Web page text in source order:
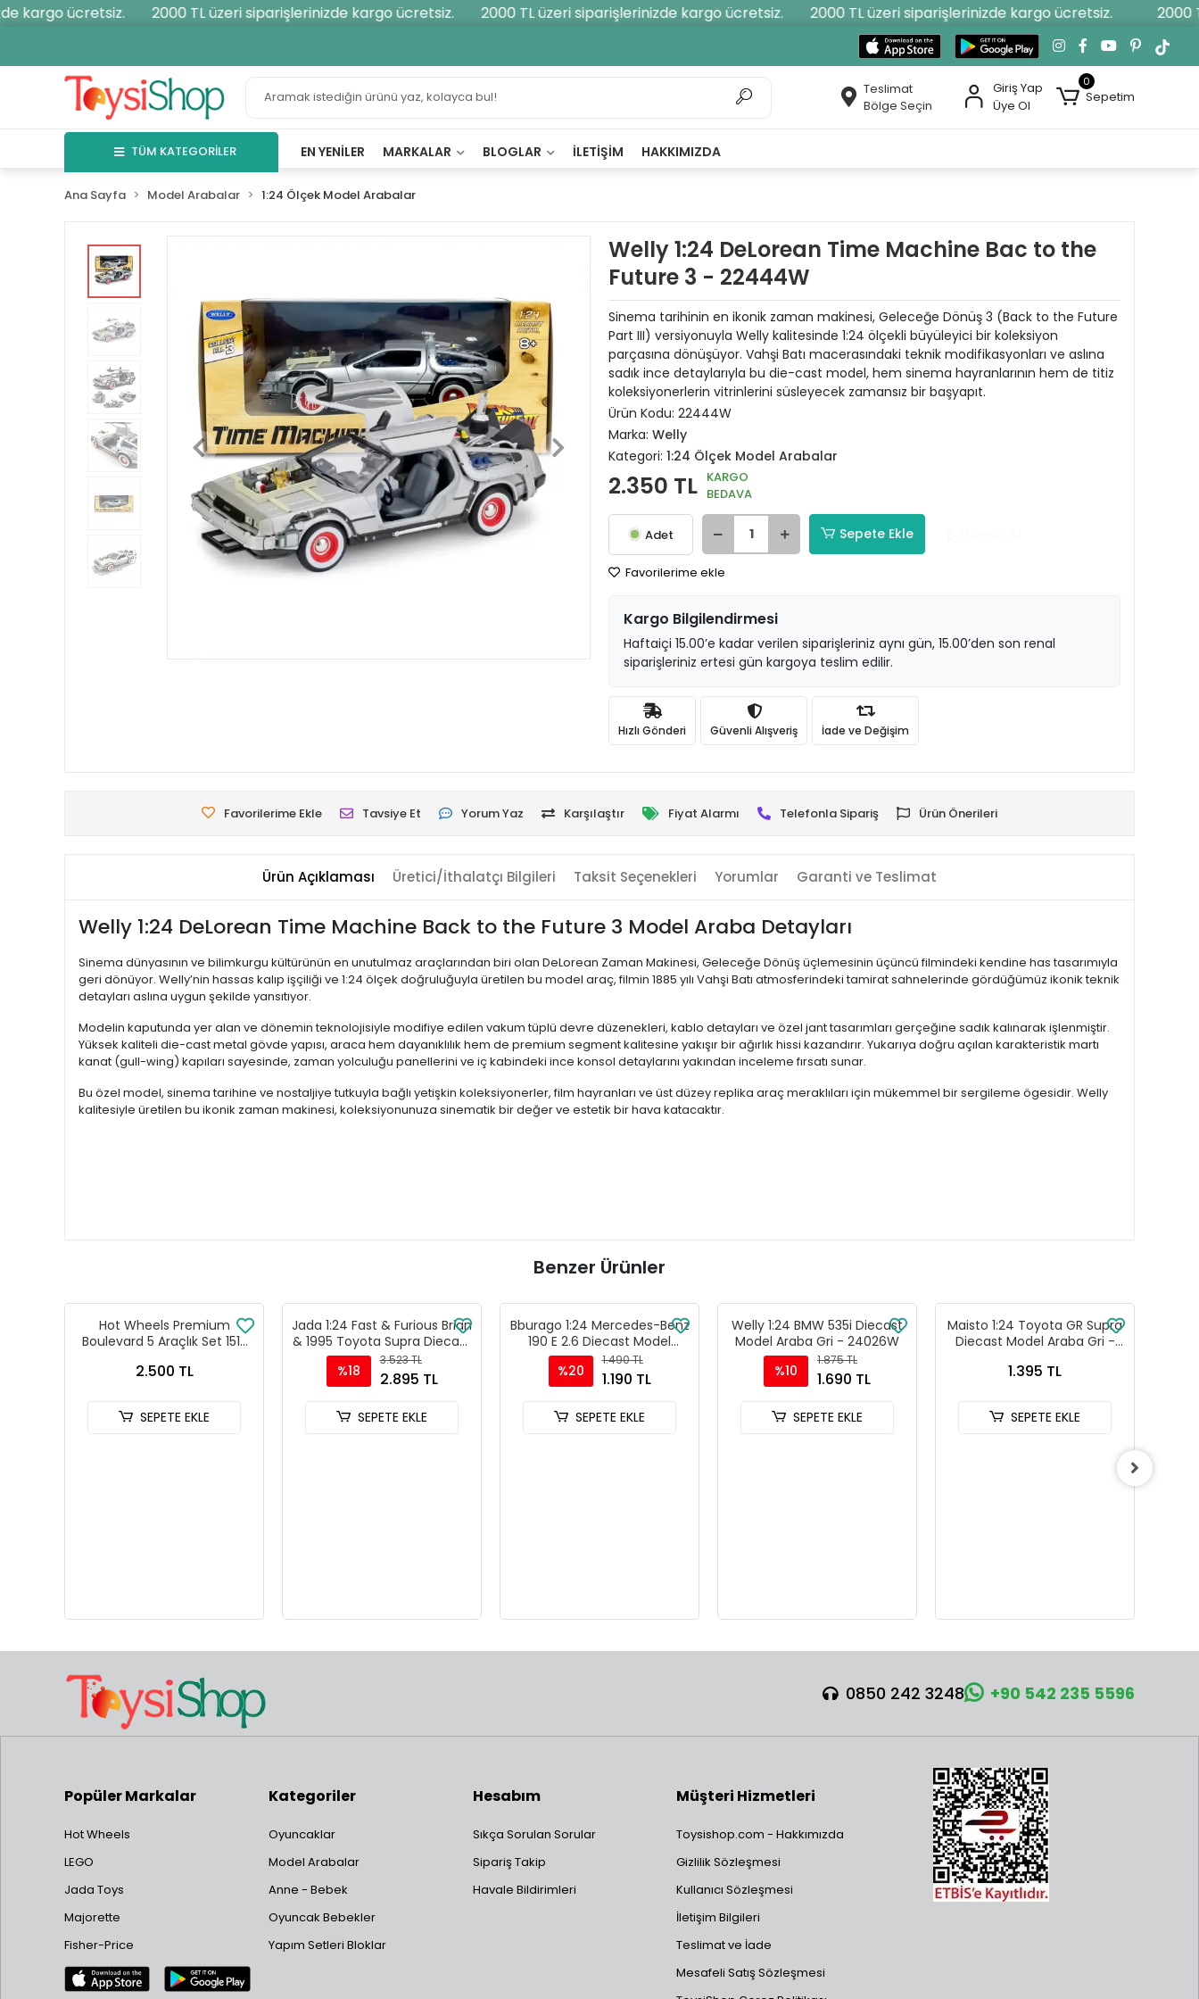
kargo ücretsiz. 2000 TL üzeri siparişlerinizde kargo ücretsiz. 2000 TL üzeri siparişlerinizde kargo ücretsiz. 2000 TL üzeri siparişlerinizde kargo ücretsiz. 2000
Teslimat
Bölge Seçin
Giriş Yap
Üye Ol
0
Sepetim
TÜM KATEGORİLER EN YENILER MARKALAR BLOGLAR İLETIŞIM HAKKIMIZDA
Ana Sayfa Model Arabalar 1:24 Ölçek Model Arabalar
Welly 1:24 DeLorean Time Machine Bac to the
Future 3 - 22444W
Sinema tarihinin en ikonik zaman makinesi, Geleceğe Dönüş 3 (Back to the Future
Part III) versiyonuyla Welly kalitesinde 1:24 ölçekli büyüleyici bir koleksiyon
parçasına dönüşüyor. Vahşi Batı macerasındaki teknik modifikasyonları ve aslına
sadık ince detaylarıyla bu die-cast model, hem sinema hayranlarının hem de titiz
koleksiyonerlerin vitrinlerini süsleyecek zamansız bir başyapıt.
Ürün Kodu: 22444W
Marka: Welly
Kategori: 1:24 Ölçek Model Arabalar
2.350 TL KARGO
BEDAVA
Adet Sepete Ekle
Favorilerime ekle
Kargo Bilgilendirmesi
Haftaiçi 15.00’e kadar verilen siparişleriniz aynı gün, 15.00’den son renal
siparişleriniz ertesi gün kargoya teslim edilir.
Hızlı Gönderi Güvenli Alışveriş İade ve Değişim
Favorilerime Ekle Tavsiye Et Yorum Yaz Karşılaştır Fiyat Alarmı Telefonla Sipariş Ürün Önerileri
Ürün Açıklaması Üretici/İthalatçı Bilgileri Taksit Seçenekleri Yorumlar Garanti ve Teslimat
Welly 1:24 DeLorean Time Machine Back to the Future 3 Model Araba Detayları
Sinema dünyasının ve bilimkurgu kültürünün en unutulmaz araçlarından biri olan DeLorean Zaman Makinesi, Geleceğe Dönüş üçlemesinin üçüncü filmindeki kendine has tasarımıyla
geri dönüyor. Welly’nin hassas kalıp işçiliği ve 1:24 ölçek doğruluğuyla üretilen bu model araç, filmin 1885 yılı Vahşi Batı atmosferindeki tamirat sahnelerinde gördüğümüz ikonik teknik
detayları aslına uygun şekilde yansıtıyor.
Modelin kaputunda yer alan ve dönemin teknolojisiyle modifiye edilen vakum tüplü devre düzenekleri, kablo detayları ve özel jant tasarımları gerçeğine sadık kalınarak işlenmiştir.
Yüksek kaliteli die-cast metal gövde yapısı, araca hem dayanıklılık hem de premium segment kalitesine yakışır bir ağırlık hissi kazandırır. Yukarıya doğru açılan karakteristik martı
kanat (gull-wing) kapıları sayesinde, zaman yolculuğu panellerini ve iç kabindeki ince konsol detaylarını yakından inceleme fırsatı sunar.
Bu özel model, sinema tarihine ve nostaljiye tutkuyla bağlı yetişkin koleksiyonerler, film hayranları ve üst düzey replika araç meraklıları için mükemmel bir sergileme ögesidir. Welly
kalitesiyle üretilen bu ikonik zaman makinesi, koleksiyonunuza sinematik bir değer ve estetik bir hava katacaktır.
Benzer Ürünler
Hot Wheels Premium
Boulevard 5 Araçlık Set 151-
2.500 TL
SEPETE EKLE
Jada 1:24 Fast & Furious Brian
& 1995 Toyota Supra Diecast
Model Araba - 30738
%18
3.523 TL
2.895 TL
SEPETE EKLE
Bburago 1:24 Mercedes-Benz
190 E 2.6 Diecast Model
Araba - Kırmızı
%20
1.490 TL
1.190 TL
SEPETE EKLE
Welly 1:24 BMW 535i Diecast
Model Araba Gri - 24026W
%10
1.875 TL
1.690 TL
SEPETE EKLE
Maisto 1:24 Toyota GR Supra
Diecast Model Araba Gri -
1.395 TL
SEPETE EKLE
0850 242 3248 +90 542 235 5596
Popüler Markalar
Hot Wheels
LEGO
Jada Toys
Majorette
Fisher-Price
Kategoriler
Oyuncaklar
Model Arabalar
Anne - Bebek
Oyuncak Bebekler
Yapım Setleri Bloklar
Hesabım
Sıkça Sorulan Sorular
Sipariş Takip
Havale Bildirimleri
Müşteri Hizmetleri
Toysishop.com - Hakkımızda
Gizlilik Sözleşmesi
Kullanıcı Sözleşmesi
İletişim Bilgileri
Teslimat ve İade
Mesafeli Satış Sözleşmesi